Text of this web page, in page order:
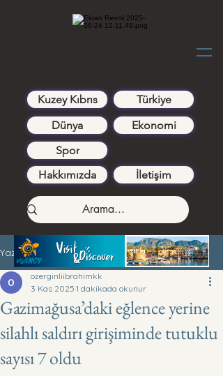
Kuzey Kıbrıs
Türkiye
Dünya
Ekonomi
Spor
Hakkımızda
İletişim
Yazı
Gazimağusa’daki eğlence yerine
silahlı saldırı girişiminde tutuklu
sayısı 7 oldu
ozerginliibrahimkk
3 Kas 2025 1 dakikada okunur